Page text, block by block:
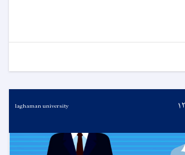
laghaman university